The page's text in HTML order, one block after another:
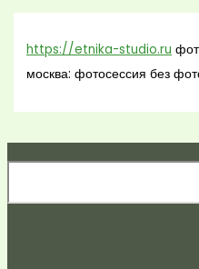
https://etnika-studio.ru
москва: фотосессия без